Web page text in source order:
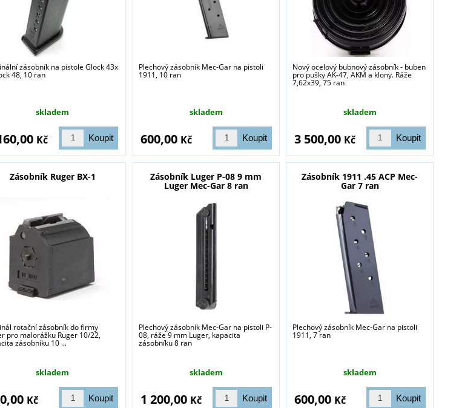
zásobník na pistole Glock 43x
48, 10 ran
skladem
Kč
Plechový zásobník Mec-Gar na pistoli
1911, 10 ran
skladem
600,00 Kč
Nový ocelový bubnový zásobník - buben
pro pušky AK-47, AKM a klony. Ráže
7,62x39, 75 ran
skladem
3 500,00 Kč
Zásobník Ruger BX-1
rotační zásobník do firmy
pro malorážku Ruger 10/22,
zásobníku 10 ...
skladem
Kč
Zásobník Luger P-08 9 mm
Luger Mec-Gar 8 ran
Plechový zásobník Mec-Gar na pistoli P-
08, ráže 9 mm Luger, kapacita
zásobníku 8 ran
skladem
1 200,00 Kč
Zásobník 1911 .45 ACP Mec-
Gar 7 ran
Plechový zásobník Mec-Gar na pistoli
1911, 7 ran
skladem
600,00 Kč
veřejnosti od 18 let a podnikatelům v oblasti zbraně a
ANO NE